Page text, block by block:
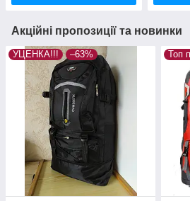
Акційні пропозиції та новинки
УЦЕНКА!!! –63% Топ